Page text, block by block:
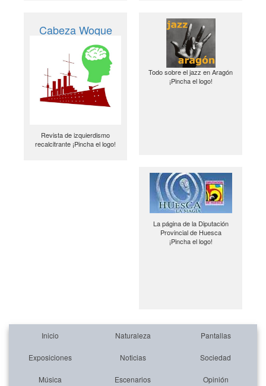
Cabeza Woque
Revista de izquierdismo
recalcitrante ¡Pincha el logo!
Todo sobre el jazz en Aragón
¡Pincha el logo!
La página de la Diputación
Provincial de Huesca
¡Pincha el logo!
Inicio Naturaleza Pantallas
Exposiciones Noticias Sociedad
Música Escenarios Opinión